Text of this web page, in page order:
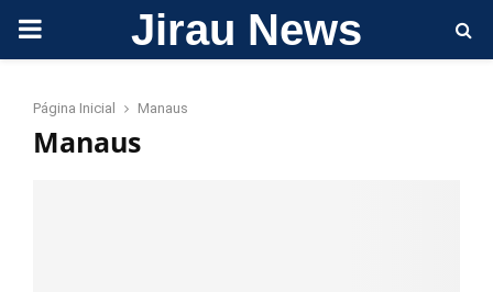
PRIMARY Jirau News
Página Inicial Manaus
Manaus